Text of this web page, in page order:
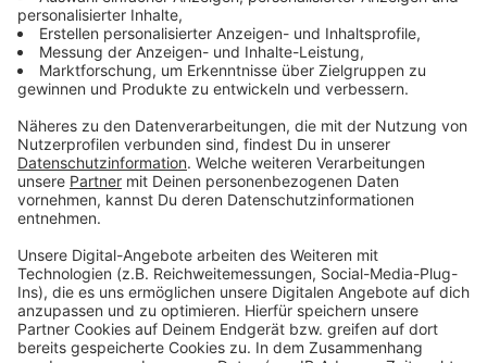
Weitere Meldungen
Anzeige
A3 bei Leverkusen: Unfall mit vier Autos
AVEA: Mehr Müll in Leverkusen durch Corona
Rückblick: Neue Bahnstadt Opladen weiter gewachsen
Anzeige